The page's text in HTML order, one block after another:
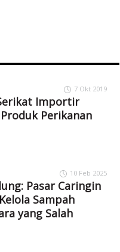
7 Okt 2019
Importir
Perikanan
10 Feb 2025
Pasar Caringin
Sampah
yang Salah